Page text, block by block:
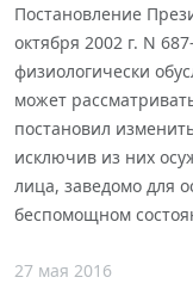
Постановление
октября 2002 г. N
физиологически
может
постановил
исключив из них
лица, заведомо для
беспомощном
27 мая 2016